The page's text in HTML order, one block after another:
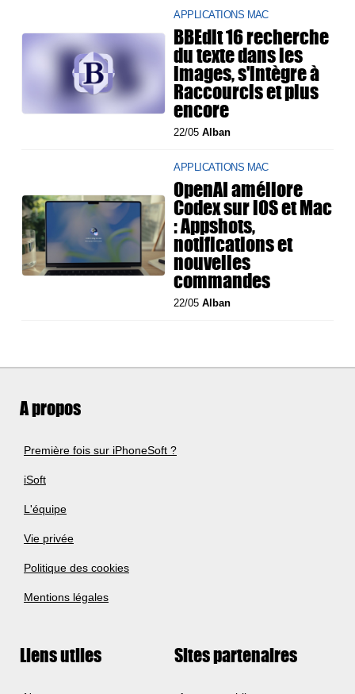
APPLICATIONS MAC
BBEdit 16 recherche
du texte dans les
images, s'intègre à
Raccourcis et plus
encore
22/05Alban
APPLICATIONS MAC
OpenAI améliore
Codex sur iOS et Mac
: Appshots,
notifications et
nouvelles
commandes
22/05Alban
A propos
Première fois sur iPhoneSoft ?
iSoft
L'équipe
Vie privée
Politique des cookies
Mentions légales
Liens utiles Sites partenaires